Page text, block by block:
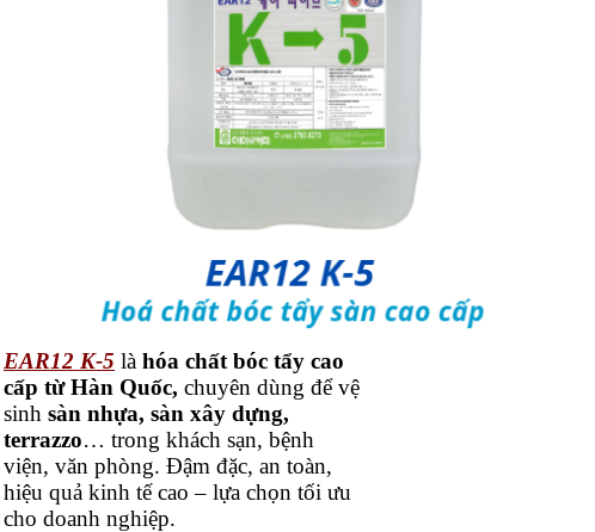
EAR12 K-5 là hóa chất bóc tẩy cao
cấp từ Hàn Quốc, chuyên dùng để vệ
sinh sàn nhựa, sàn xây dựng,
terrazzo… trong khách sạn, bệnh
viện, văn phòng. Đậm đặc, an toàn,
hiệu quả kinh tế cao – lựa chọn tối ưu
cho doanh nghiệp.